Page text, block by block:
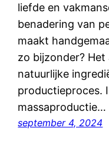
liefde en
benadering van
maakt
zo bijzonder?
natuurlijke
productieproces.
massaproductie…
september 4, 2024